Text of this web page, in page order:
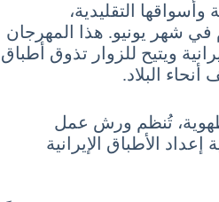
وأسواقها التقليدية،
شهر يونيو. هذا المهرجان
ويتيح للزوار تذوق أطباق
البلاد.
تُنظم ورش عمل
إعداد الأطباق الإيرانية